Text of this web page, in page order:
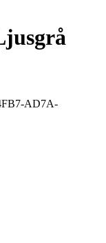
AD7A-